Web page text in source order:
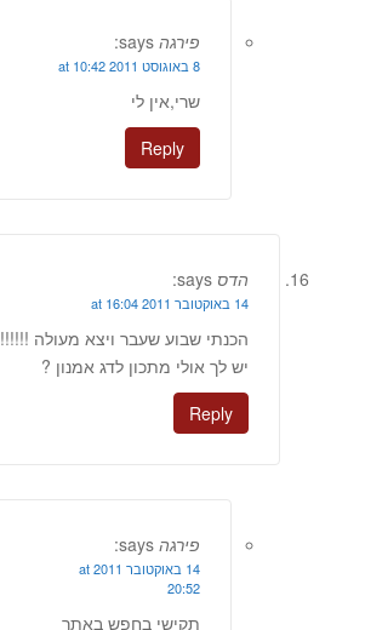
פירגה says:
8 באוגוסט 2011 at 10:42
שרי,אין לי
Reply
הדס says:
14 באוקטובר 2011 at 16:04
הכנתי שבוע שעבר ויצא מעולה !!!!!!
יש לך אולי מתכון לדג אמנון ?
Reply
פירגה says:
14 באוקטובר 2011 at
20:52
תקישי בחפש באתר